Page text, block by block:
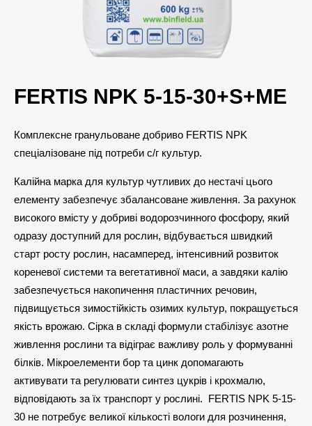
FERTIS NPK 5-15-30+S+ME
Комплексне гранульоване добриво FERTIS NPK
спеціалізоване під потреби с/г культур.
Калійна марка для культур чутливих до нестачі цього
елементу забезпечує збалансоване живлення. За рахунок
високого вмісту у добриві водорозчинного фосфору, який
одразу доступний для рослин, відбувається швидкий
старт росту рослин, насамперед, інтенсивний розвиток
кореневої системи та вегетативної маси, а завдяки калію
забезпечується накопичення пластичних речовин,
підвищується зимостійкість озимих культур, покращується
якість врожаю. Сірка в складі формули стабілізує азотне
живлення рослини та відіграє важливу роль у формуванні
білків. Мікроелементи бор та цинк допомагають
активувати та регулювати синтез цукрів і крохмалю,
відповідають за їх транспорт у рослині. FERTIS NPK 5-15-
30 не потребує великої кількості вологи для розчинення,